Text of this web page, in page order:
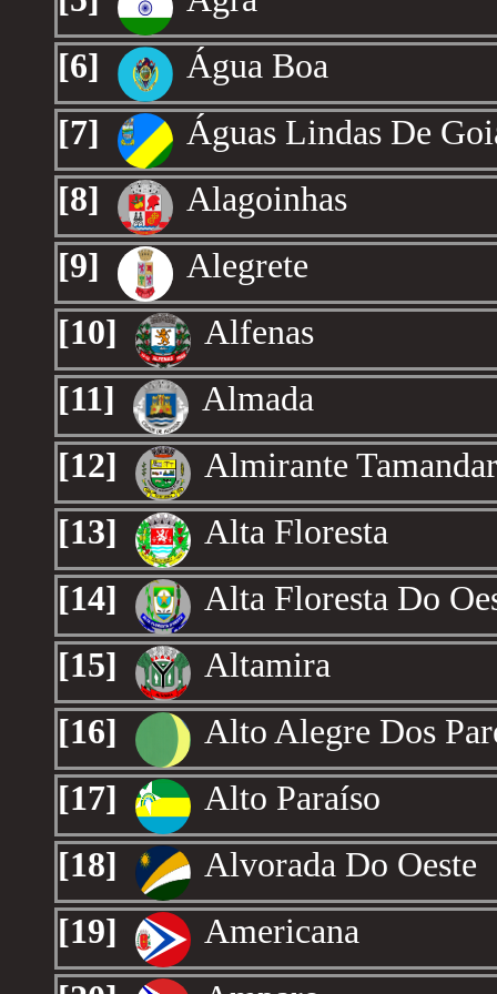
[6]
Água Boa
[7]
Águas Lindas De
[8]
Alagoinhas
[9]
Alegrete
[10]
Alfenas
[11]
Almada
[12]
Almirante
[13]
Alta Floresta
[14]
Alta Floresta Do
[15]
Altamira
[16]
Alto Alegre Dos
[17]
Alto Paraíso
[18]
Alvorada Do Oeste
[19]
Americana